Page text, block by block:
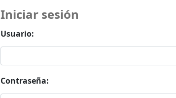
Iniciar sesión
Usuario:
Contraseña: